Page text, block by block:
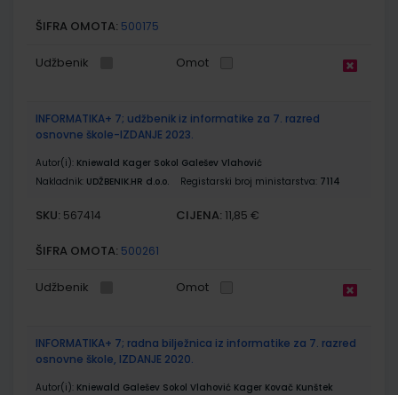
ŠIFRA OMOTA: 500175
Udžbenik Omot
INFORMATIKA+ 7; udžbenik iz informatike za 7. razred
osnovne škole-IZDANJE 2023.
Autor(i): Kniewald Kager Sokol Galešev Vlahović
Nakladnik: UDŽBENIK.HR d.o.o. Registarski broj ministarstva: 7114
SKU: 567414 CIJENA: 11,85 €
ŠIFRA OMOTA: 500261
Udžbenik Omot
INFORMATIKA+ 7; radna bilježnica iz informatike za 7. razred
osnovne škole, IZDANJE 2020.
Autor(i): Kniewald Galešev Sokol Vlahović Kager Kovač Kunštek